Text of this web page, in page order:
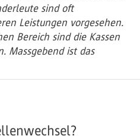
sind oft
Leistungen vorgesehen.
Bereich sind die Kassen
Massgebend ist das